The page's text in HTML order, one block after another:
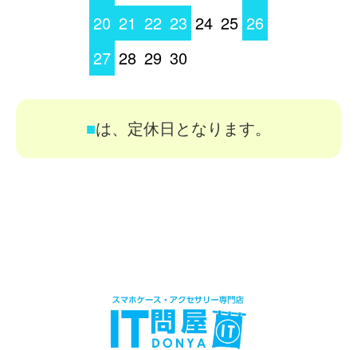
20 21 22 23 24 25 26
27 28 29 30
■は、定休日となります。